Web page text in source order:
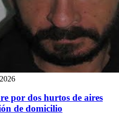
por dos hurtos de aires
de domicilio